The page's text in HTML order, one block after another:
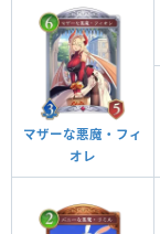
マザーな悪魔・フィ
オレ